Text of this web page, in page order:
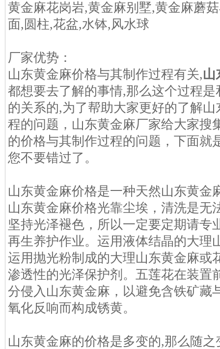
黄金麻花岗岩,黄金麻别墅,黄金麻蘑
面,圆柱,花盆,水钵,风水球
厂家优势：
山东黄金麻价格与其制作过程有关,山
都想要去了解的事情,那么这个过程
的关系的,为了帮助大家更好的了解
程的问题，山东黄金麻厂家给大家搜
的价格与其制作过程的问题，下面就
您不要错过了。
山东黄金麻价格是一种天然山东黄金
山东黄金麻价格光靠尘埃，清洗是无
坚持光泽褪色，所以一定要定期请专
再生养护作业。运用液体结晶的大理
运用抛光粉制成的大理山东黄金麻或
渗透性的光泽保护剂。五莲花在装置
分侵入山东黄金麻，以避免含铁矿藏
氧化反响而构成锈黄。
山东黄金麻的价格是多变的,那么随